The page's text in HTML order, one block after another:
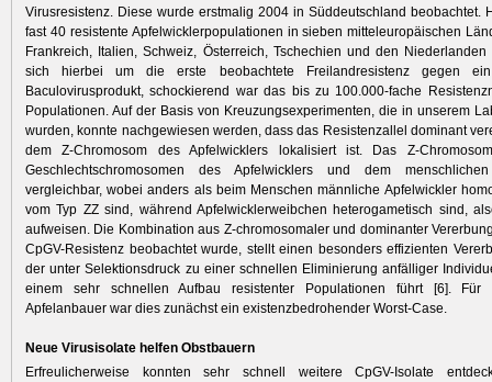
Virusresistenz. Diese wurde erstmalig 2004 in Süddeutschland beobachtet.
fast 40 resistente Apfelwicklerpopulationen in sieben mitteleuropäischen
Frankreich, Italien, Schweiz, Österreich, Tschechien und den
sich hierbei um die erste beobachtete Freilandresistenz gegen ein
Baculovirusprodukt, schockierend war das bis zu 100.000-fache
Populationen. Auf der Basis von Kreuzungsexperimenten, die in unserem
wurden, konnte nachgewiesen werden, dass das Resistenzallel dominant
dem Z-Chromosom des Apfelwicklers lokalisiert ist. Das Z-
Geschlechtschromosomen des Apfelwicklers und dem
vergleichbar, wobei anders als beim Menschen männliche Apfelwickler
vom Typ ZZ sind, während Apfelwicklerweibchen heterogametisch sind,
aufweisen. Die Kombination aus Z-chromosomaler und dominanter
CpGV-Resistenz beobachtet wurde, stellt einen besonders effizienten
der unter Selektionsdruck zu einer schnellen Eliminierung anfälliger
einem sehr schnellen Aufbau resistenter Populationen führt [6]. Für
Apfelanbauer war dies zunächst ein existenzbe­drohender Worst-Case.
Neue Virusisolate helfen Obstbauern
Erfreulicherweise konnten sehr schnell weitere CpGV-Isolate